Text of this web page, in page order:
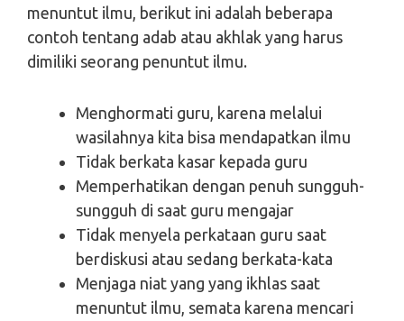
menuntut ilmu, berikut ini adalah beberapa
contoh tentang adab atau akhlak yang harus
dimiliki seorang penuntut ilmu.
Menghormati guru, karena melalui
wasilahnya kita bisa mendapatkan ilmu
Tidak berkata kasar kepada guru
Memperhatikan dengan penuh sungguh-
sungguh di saat guru mengajar
Tidak menyela perkataan guru saat
berdiskusi atau sedang berkata-kata
Menjaga niat yang yang ikhlas saat
menuntut ilmu, semata karena mencari